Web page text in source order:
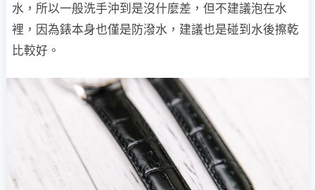
水，所以一般洗手沖到是沒什麼差，但不建議泡在水
裡，因為錶本身也僅是防潑水，建議也是碰到水後擦乾
比較好。